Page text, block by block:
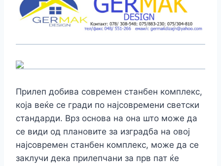
Прилеп добива современ станбен комплекс,
која веќе се гради по најсовремени светски
стандарди. Врз основа на она што може да
се види од плановите за изградба на овој
најсовремен станбен комплекс, може да се
заклучи дека прилепчани за прв пат ќе